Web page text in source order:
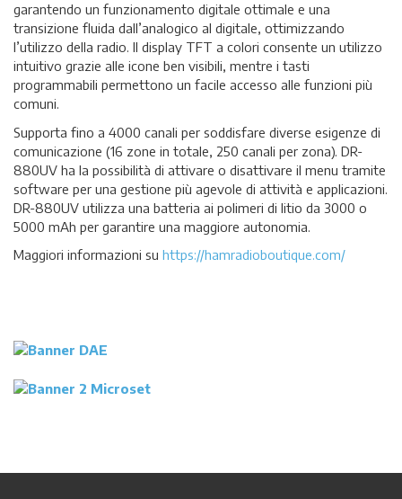
garantendo un funzionamento digitale ottimale e una
transizione fluida dall’analogico al digitale, ottimizzando
l’utilizzo della radio. Il display TFT a colori consente un utilizzo
intuitivo grazie alle icone ben visibili, mentre i tasti
programmabili permettono un facile accesso alle funzioni più
comuni.
Supporta fino a 4000 canali per soddisfare diverse esigenze di
comunicazione (16 zone in totale, 250 canali per zona). DR-
880UV ha la possibilità di attivare o disattivare il menu tramite
software per una gestione più agevole di attività e applicazioni.
DR-880UV utilizza una batteria ai polimeri di litio da 3000 o
5000 mAh per garantire una maggiore autonomia.
Maggiori informazioni su https://hamradioboutique.com/